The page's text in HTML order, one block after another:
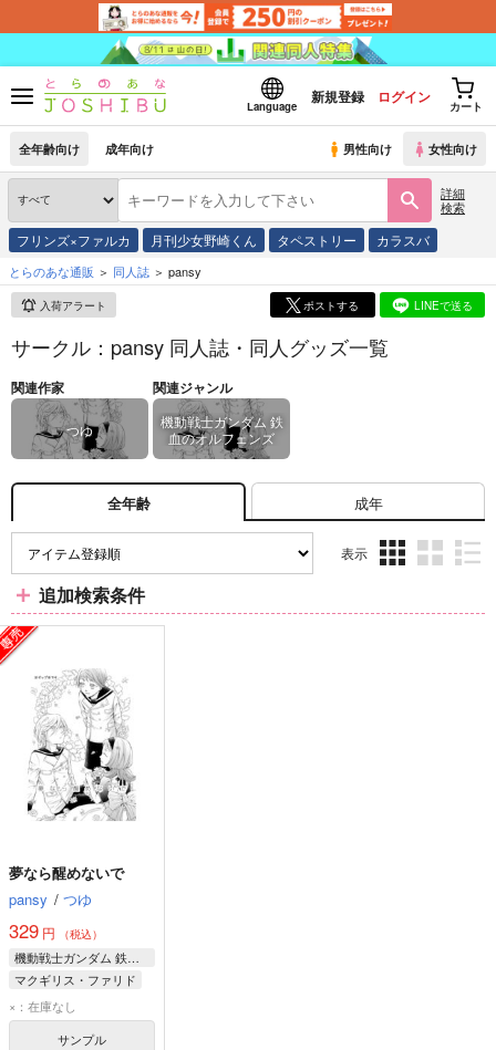
Language
新規登録 ログイン
カート
全年齢向け 成年向け 男性向け 女性向け
詳細
検索
フリンズ×ファルカ 月刊少女野崎くん タペストリー カラスバ
とらのあな通販 同人誌 pansy
入荷アラート ポストする LINEで送る
サークル：pansy 同人誌・同人グッズ一覧
関連作家
つゆ
関連ジャンル
機動戦士ガンダム 鉄
血のオルフェンズ
全年齢 成年
表示
ム
ム
ム
追加検索条件
夢なら醒めないで
pansy / つゆ
329 円 （税込）
機動戦士ガンダム 鉄血のオルフェンズ
マクギリス・ファリド
ガエリオ・ボードウィン
アルミリア・ボードウィン
×：在庫なし
サンプル